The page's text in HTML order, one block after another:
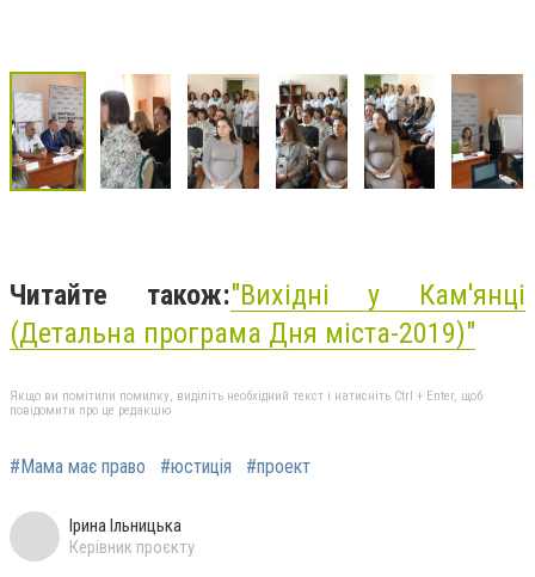
Читайте також:"Вихідні у Кам'янці
(Детальна програма Дня міста-2019)"
Якщо ви помітили помилку, виділіть необхідний текст і натисніть Ctrl + Enter, щоб
повідомити про це редакцію
#Мама має право #юстиція #проект
Ірина Ільницька
Керівник проєкту